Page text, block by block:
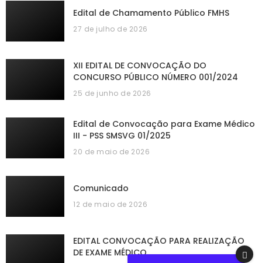
Edital de Chamamento Público FMHS
27 de julho de 2026
XII EDITAL DE CONVOCAÇÃO DO
CONCURSO PÚBLICO NÚMERO 001/2024
25 de junho de 2026
Edital de Convocação para Exame Médico
III - PSS SMSVG 01/2025
20 de maio de 2026
Comunicado
12 de maio de 2026
EDITAL CONVOCAÇÃO PARA REALIZAÇÃO
DE EXAME MÉDICO